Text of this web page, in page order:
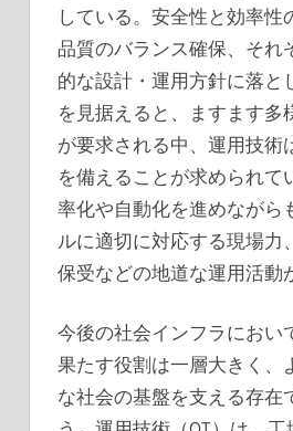
している。安全性と効率性
品質のバランス確保、それ
的な設計・運用方針に落と
を見据えると、ますます多
が要求される中、運用技術
を備えることが求められて
率化や自動化を進めながら
ルに適切に対応する現場力
保受などの地道な運用活動
今後の社会インフラにおい
果たす役割は一層大きく、
な社会の基盤を支える存在